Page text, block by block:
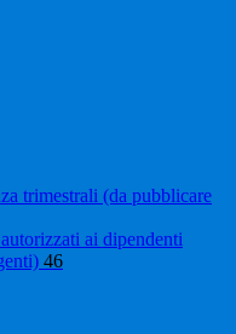
trimestrali (da pubblicare
ai dipendenti
46